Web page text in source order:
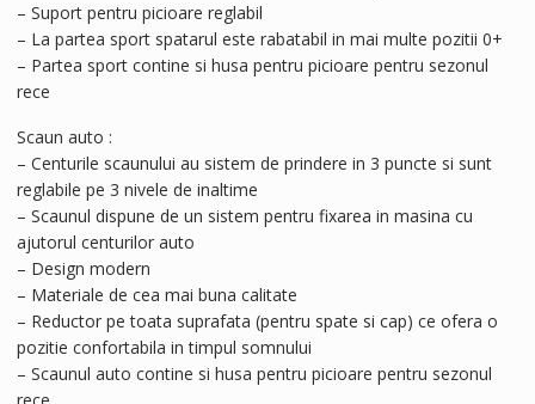
– Suport pentru picioare reglabil
– La partea sport spatarul este rabatabil in mai multe pozitii 0+
– Partea sport contine si husa pentru picioare pentru sezonul
rece
Scaun auto :
– Centurile scaunului au sistem de prindere in 3 puncte si sunt
reglabile pe 3 nivele de inaltime
– Scaunul dispune de un sistem pentru fixarea in masina cu
ajutorul centurilor auto
– Design modern
– Materiale de cea mai buna calitate
– Reductor pe toata suprafata (pentru spate si cap) ce ofera o
pozitie confortabila in timpul somnului
– Scaunul auto contine si husa pentru picioare pentru sezonul